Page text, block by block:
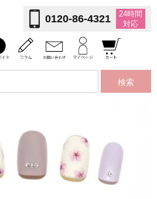
0120-86-4321
24時間
対応
検索